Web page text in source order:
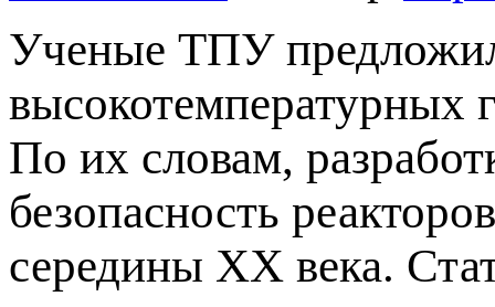
Ученые ТПУ
высокотемпературных
По их словам,
безопасность
середины ХХ века.